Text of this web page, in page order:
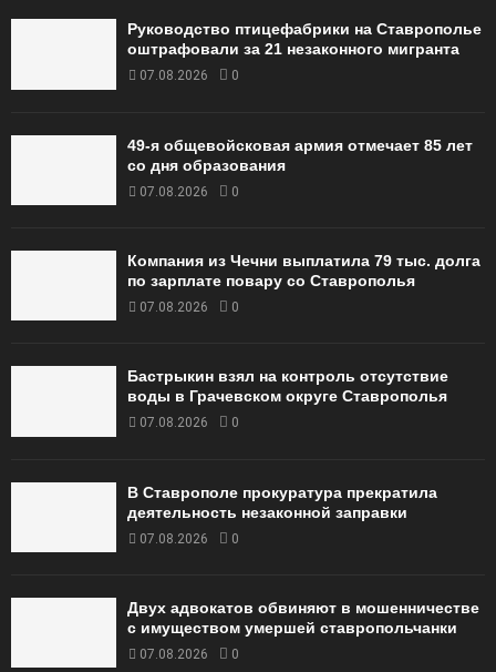
Руководство птицефабрики на Ставрополье
оштрафовали за 21 незаконного мигранта
07.08.2026 0
49‑я общевойсковая армия отмечает 85 лет
со дня образования
07.08.2026 0
Компания из Чечни выплатила 79 тыс. долга
по зарплате повару со Ставрополья
07.08.2026 0
Бастрыкин взял на контроль отсутствие
воды в Грачевском округе Ставрополья
07.08.2026 0
В Ставрополе прокуратура прекратила
деятельность незаконной заправки
07.08.2026 0
Двух адвокатов обвиняют в мошенничестве
с имуществом умершей ставропольчанки
07.08.2026 0